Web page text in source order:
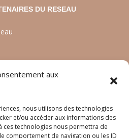
aux
nous utilisons des technologies
et/ou accéder aux informations des
ces technologies nous permettra de
comportement de navigation ou les ID
DU RESEAU